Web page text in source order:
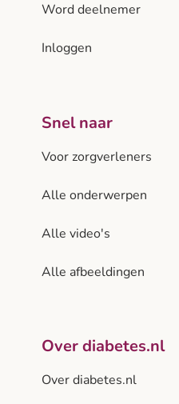
Word deelnemer
Inloggen
Snel naar
Voor zorgverleners
Alle onderwerpen
Alle video's
Alle afbeeldingen
Over diabetes.nl
Over diabetes.nl